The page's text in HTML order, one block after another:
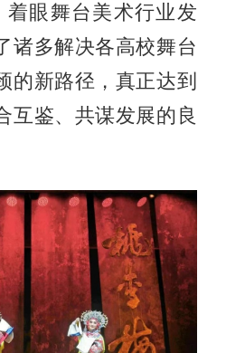
着眼舞台美术行业发
诸多解决各高校舞台
的新路径，真正达到
互鉴、共谋发展的良